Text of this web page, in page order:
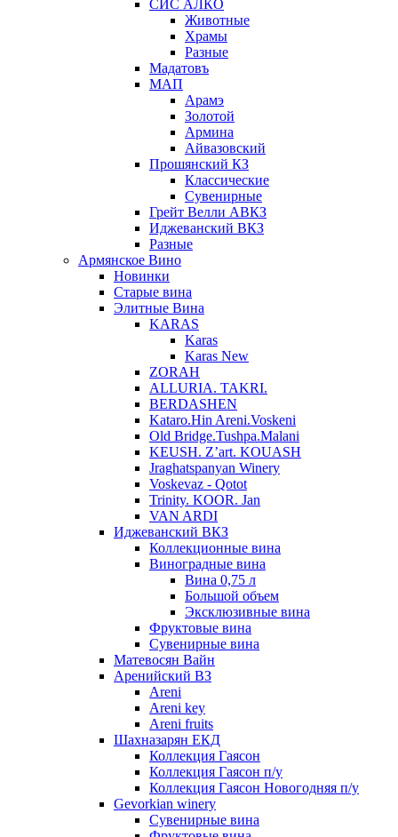
СИС АЛКО
Животные
Храмы
Разные
Мадатовъ
МАП
Арамэ
Золотой
Армина
Айвазовский
Прошянский КЗ
Классические
Сувенирные
Грейт Велли АВКЗ
Иджеванский ВКЗ
Разные
Армянское Вино
Новинки
Старые вина
Элитные Вина
KARAS
Karas
Karas New
ZORAH
ALLURIA. TAKRI.
BERDASHEN
Kataro.Hin Areni.Voskeni
Old Bridge.Tushpa.Malani
KEUSH. Z’art. KOUASH
Jraghatspanyan Winery
Voskevaz - Qotot
Trinity. KOOR. Jan
VAN ARDI
Иджеванский ВКЗ
Коллекционные вина
Виноградные вина
Вина 0,75 л
Большой объем
Эксклюзивные вина
Фруктовые вина
Cувенирные вина
Матевосян Вайн
Аренийский ВЗ
Areni
Areni key
Areni fruits
Шахназарян ЕКД
Коллекция Гаясон
Коллекция Гаясон п/у
Коллекция Гаясон Новогодняя п/у
Gevorkian winery
Сувенирные вина